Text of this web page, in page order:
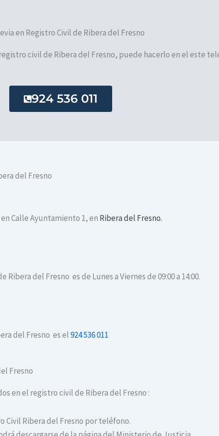
en Registro Civil de Ribera del Fresno
civil de Ribera del Fresno, puede hacerlo en el este
924 536 011
del Fresno
Calle Ayuntamiento 1, en Ribera del Fresno.
del Fresno es de Lunes a Viernes de 09:00 a 14:00.
del Fresno es el924 536 011
Fresno
en el registro civil de Ribera del Fresno :
Civil Ribera del Fresno por teléfono.